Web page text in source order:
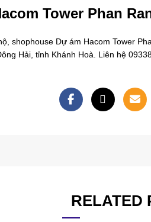
Tower Phan
shophouse Dự ám Hacom Tower
Hải, tỉnh Khánh Hoà. Liên hệ
RELATED